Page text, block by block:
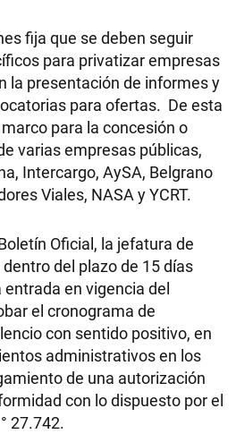
fija que se deben seguir
para privatizar empresas
la presentación de informes y
para ofertas. De esta
para la concesión o
varias empresas públicas,
Intercargo, AySA, Belgrano
Viales, NASA y YCRT.
Oficial, la jefatura de
del plazo de 15 días
en vigencia del
el cronograma de
con sentido positivo, en
administrativos en los
de una autorización
con lo dispuesto por el
27.742.